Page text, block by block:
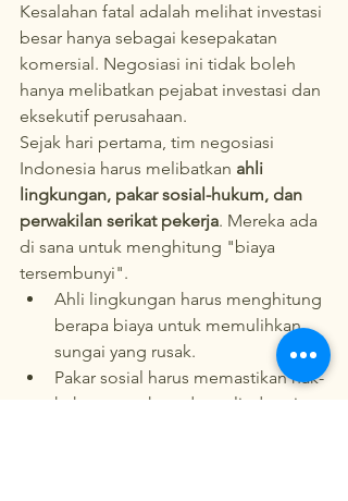
Kesalahan fatal adalah melihat investasi
besar hanya sebagai kesepakatan
komersial. Negosiasi ini tidak boleh
hanya melibatkan pejabat investasi dan
eksekutif perusahaan.
Sejak hari pertama, tim negosiasi
Indonesia harus melibatkan ahli
lingkungan, pakar sosial-hukum, dan
perwakilan serikat pekerja. Mereka ada
di sana untuk menghitung "biaya
tersembunyi".
Ahli lingkungan harus menghitung
berapa biaya untuk memulihkan
sungai yang rusak.
Pakar sosial harus memastikan hak-
hak masyarakat adat terlindungi